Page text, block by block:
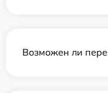
Возможен ли